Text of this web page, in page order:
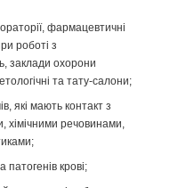
фармацевтичні
роботі з
заклади охорони
та тату-салони;
які мають контакт з
хімічними речовинами,
патогенів крові;